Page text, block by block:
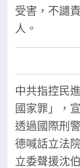
受害，不譴
人。
中共指控民
國家罪」，
透過國際刑
德喊話立法
立委聲援沈